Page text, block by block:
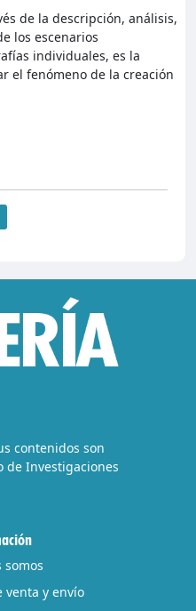
de la descripción, análisis,
los escenarios
individuales, es la
el fenómeno de la creación
contenidos son
de Investigaciones
somos
venta y envío